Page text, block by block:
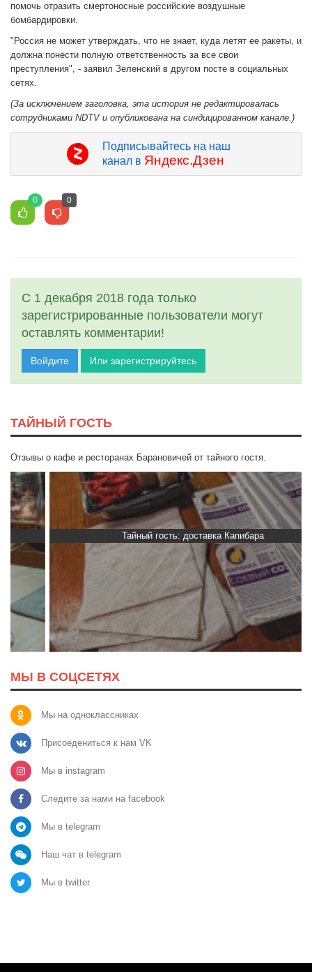
помочь отразить смертоносные российские воздушные
бомбардировки.
"Россия не может утверждать, что не знает, куда летят ее ракеты, и
должна понести полную ответственность за все свои
преступления", - заявил Зеленский в другом посте в социальных
сетях.
(За исключением заголовка, эта история не редактировалась
сотрудниками NDTV и опубликована на синдицированном канале.)
Подписывайтесь на наш
канал в Яндекс.Дзен
0 0
С 1 декабря 2018 года только
зарегистрированные пользователи могут
оставлять комментарии!
Войдите Или зарегистрируйтесь
ТАЙНЫЙ ГОСТЬ
Отзывы о кафе и ресторанах Барановичей от тайного гостя.
Тайный гость: доставка Капибара
МЫ В СОЦСЕТЯХ
Мы на одноклассниках
Присоедениться к нам VK
Мы в instagram
Следите за нами на facebook
Мы в telegram
Наш чат в telegram
Мы в twitter